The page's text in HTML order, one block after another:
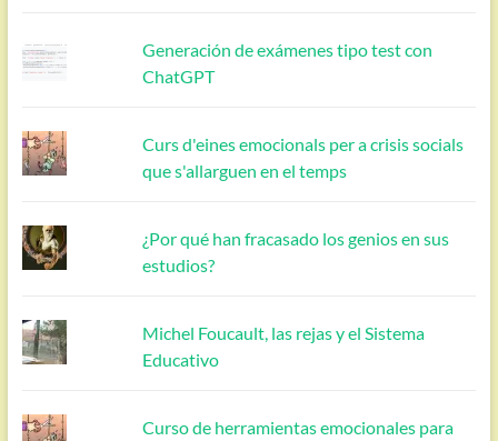
Generación de exámenes tipo test con
ChatGPT
Curs d'eines emocionals per a crisis socials
que s'allarguen en el temps
¿Por qué han fracasado los genios en sus
estudios?
Michel Foucault, las rejas y el Sistema
Educativo
Curso de herramientas emocionales para